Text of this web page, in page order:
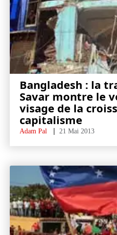
Bangladesh : la
Savar montre le
visage de la
capitalisme
Adam Pal 21 Mai 2013